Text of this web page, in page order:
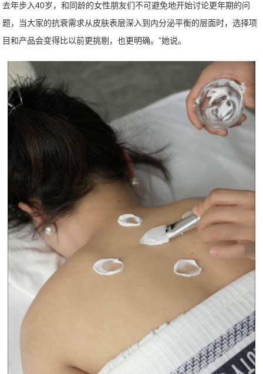
去年步入40岁，和同龄的女性朋友们不可避免地开始讨论更年期的问
题，当大家的抗衰需求从皮肤表层深入到内分泌平衡的层面时，选择项
目和产品会变得比以前更挑剔，也更明确。”她说。